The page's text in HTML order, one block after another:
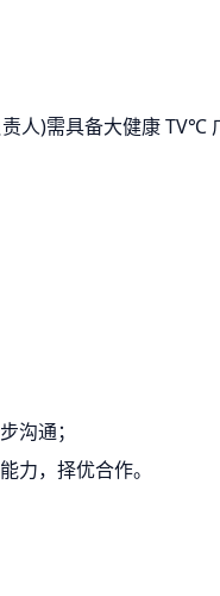
人)需具备大健康 TV℃
沟通；
力，择优合作。